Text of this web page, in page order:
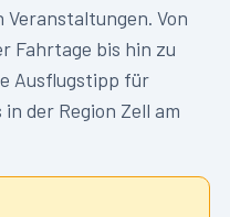
Veranstaltungen. Von
Fahrtage bis hin zu
Ausflugstipp für
der Region Zell am